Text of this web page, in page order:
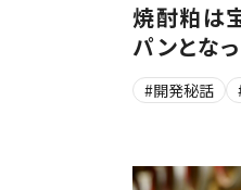
焼酎粕は
パンとなっ
#開発秘話